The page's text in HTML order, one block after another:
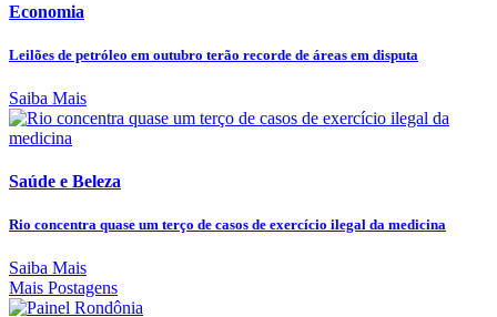
Economia
Leilões de petróleo em outubro terão recorde de áreas em disputa
Saiba Mais
Saúde e Beleza
Rio concentra quase um terço de casos de exercício ilegal da medicina
Saiba Mais
Mais Postagens